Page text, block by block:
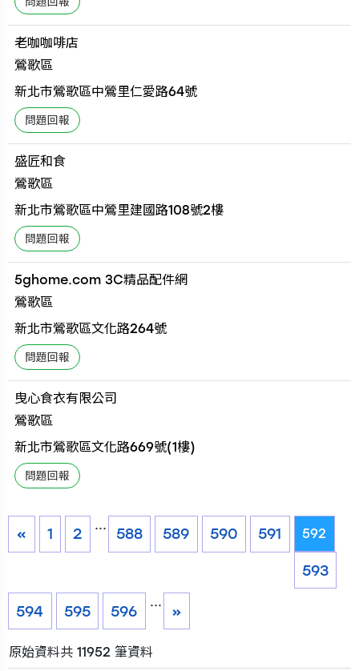
老咖咖啡店
鶯歌區
新北市鶯歌區中鶯里仁愛路64號
盛匠和食
鶯歌區
新北市鶯歌區中鶯里建國路108號2樓
5ghome.com 3C精品配件網
鶯歌區
新北市鶯歌區文化路264號
曳心食衣有限公司
鶯歌區
新北市鶯歌區文化路669號(1樓)
« 1 2
...
588 589 590 591 592
593
594 595 596
...
»
原始資料共 11952 筆資料